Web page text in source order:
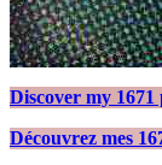
Discover my 1671
Découvrez mes